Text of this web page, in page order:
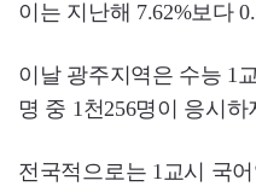
이는 지난해 7.62%보다
이날 광주지역은 수능 1
명 중 1천256명이 응시하
전국적으로는 1교시 국